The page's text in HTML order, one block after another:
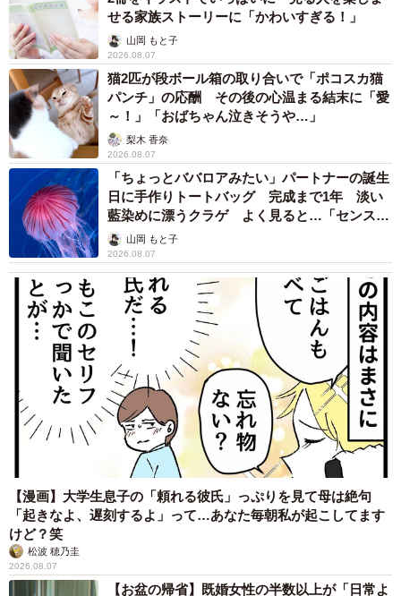
せる家族ストーリーに「かわいすぎる！」
山岡 もと子
2026.08.07
猫2匹が段ボール箱の取り合いで「ポコスカ猫
パンチ」の応酬 その後の心温まる結末に「愛
～！」「おばちゃん泣きそうや…」
梨木 香奈
2026.08.07
「ちょっとババロアみたい」パートナーの誕生
日に手作りトートバッグ 完成まで1年 淡い
藍染めに漂うクラゲ よく見ると…「センスす
ごい」山岡 もと子
2026.08.07
【漫画】大学生息子の「頼れる彼氏」っぷりを見て母は絶句
「起きなよ、遅刻するよ」って…あなた毎朝私が起こしてます
けど？笑
松波 穂乃圭
2026.08.07
【お盆の帰省】既婚女性の半数以上が「日常よ